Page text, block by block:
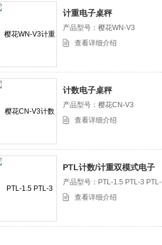
计重电子桌秤
产品型号：樱花WN-V3
查看详细介绍
计数电子桌秤
产品型号：樱花CN-V3
查看详细介绍
PTL计数/计重双模式电子
秤
产品型号：PTL-1.5 PTL-3 PTL-
30
查看详细介绍